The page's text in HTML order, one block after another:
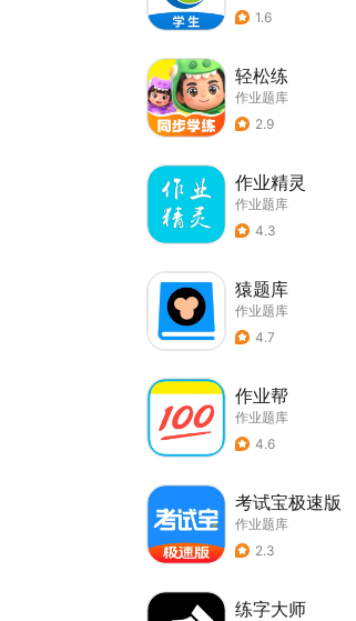
1.6
轻松练
作业题库
2.9
作业精灵
作业题库
4.3
猿题库
作业题库
4.7
作业帮
作业题库
4.6
考试宝极速版
作业题库
2.3
练字大师